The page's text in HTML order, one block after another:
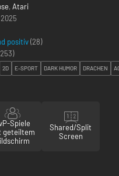
, Atari
positiv(28)
)
2D E-SPORT DARK HUMOR DRACHEN
Spiele
geteiltem
Shared/Split
Screen